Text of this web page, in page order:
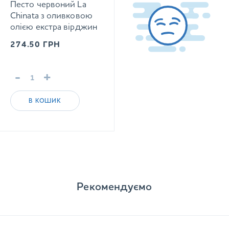
Песто червоний La
Chinata з оливковою
олією екстра вірджин
274.50 ГРН
- +
В КОШИК
Рекомендуємо